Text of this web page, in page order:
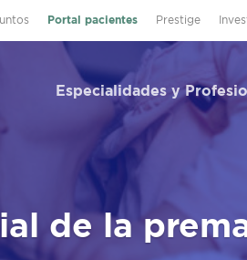
Portal pacientes Prestige
Especialidades y
de la